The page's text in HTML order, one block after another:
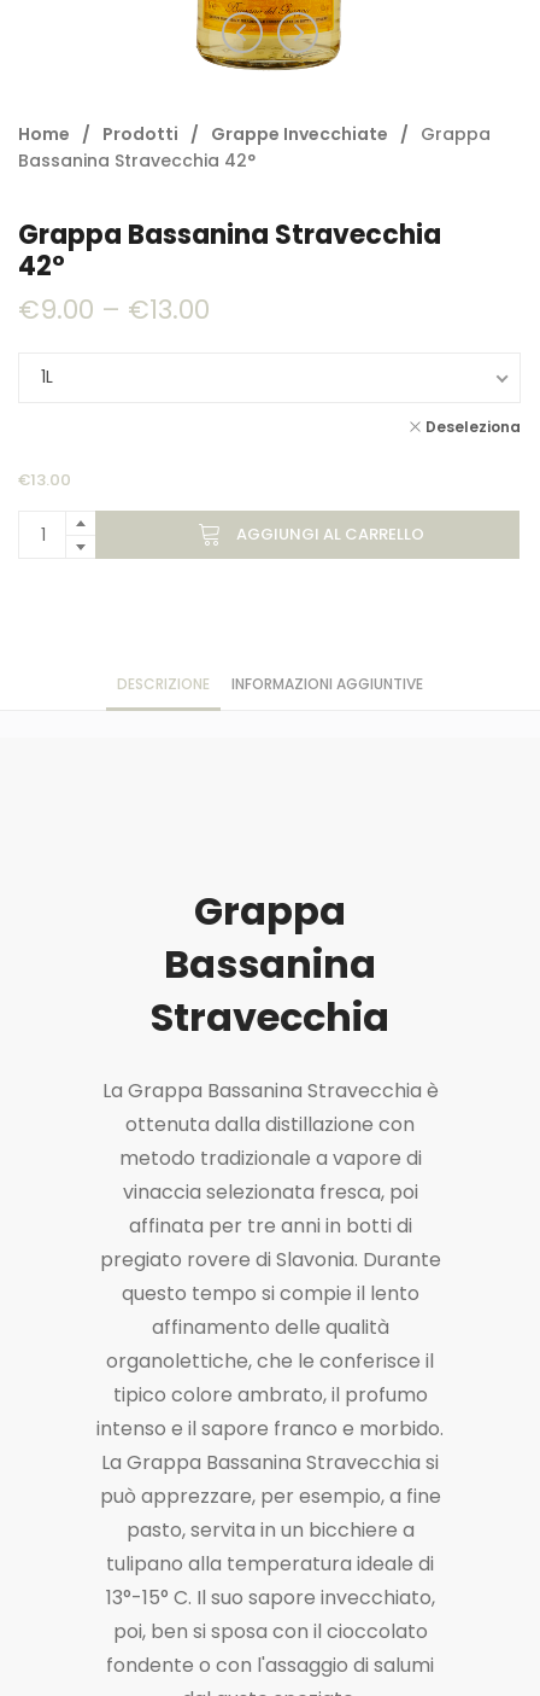
Home / Prodotti / Grappe Invecchiate / Grappa
Bassanina Stravecchia 42°
Grappa Bassanina Stravecchia
42°
€9.00 – €13.00
1L
Deseleziona
€13.00
AGGIUNGI AL CARRELLO
DESCRIZIONE INFORMAZIONI AGGIUNTIVE
Grappa
Bassanina
Stravecchia
La Grappa Bassanina Stravecchia è
ottenuta dalla distillazione con
metodo tradizionale a vapore di
vinaccia selezionata fresca, poi
affinata per tre anni in botti di
pregiato rovere di Slavonia. Durante
questo tempo si compie il lento
affinamento delle qualità
organolettiche, che le conferisce il
tipico colore ambrato, il profumo
intenso e il sapore franco e morbido.
La Grappa Bassanina Stravecchia si
può apprezzare, per esempio, a fine
pasto, servita in un bicchiere a
tulipano alla temperatura ideale di
13°-15° C. Il suo sapore invecchiato,
poi, ben si sposa con il cioccolato
fondente o con l'assaggio di salumi